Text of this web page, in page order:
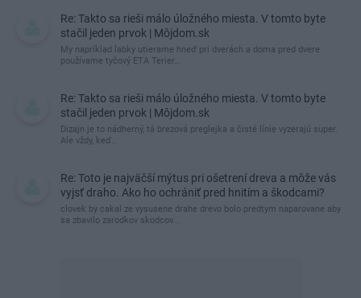
Re: Takto sa rieši málo úložného miesta. V tomto byte
stačil jeden prvok | Môjdom.sk
My napríklad labky utierame hneď pri dverách a doma pred dvere
používame tyčový ETA Terier…
Re: Takto sa rieši málo úložného miesta. V tomto byte
stačil jeden prvok | Môjdom.sk
Dizajn je to nádherný, tá brezová preglejka a čisté línie vyzerajú super.
Ale vždy, keď…
Re: Toto je najväčší mýtus pri ošetrení dreva a môže vás
vyjsť draho. Ako ho ochrániť pred hnitím a škodcami?
clovek by cakal ze vysusene drahe drevo bolo predtym naparovane aby
sa zbavilo zarodkov skodcov...